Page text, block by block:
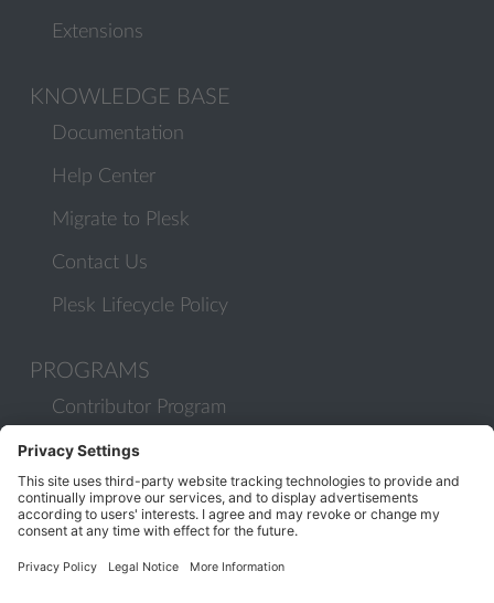
Extensions
KNOWLEDGE BASE
Documentation
Help Center
Migrate to Plesk
Contact Us
Plesk Lifecycle Policy
PROGRAMS
Contributor Program
Partner Program
COMMUNITY